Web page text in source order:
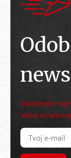
Odoberajte
Vašej